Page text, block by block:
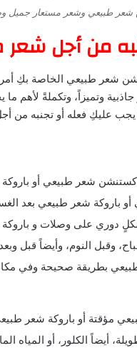
طبيعي وشعر مستعار جميل
من أجل
شعر طبيعي الخاصة بكِ أمر
وتميزاً، وتكملةً لأهم ما
عليكِ فعله أو تجنبه من
شعر طبيعي أو
باروكة شعر طبيعي بعد
دوري على وصلات و
وقبل النوم، وأيضاً قبل
بطريقة صحيحة وفي
مؤقتة أو باروكة شعر
أيضاً الكلور، أو المياه